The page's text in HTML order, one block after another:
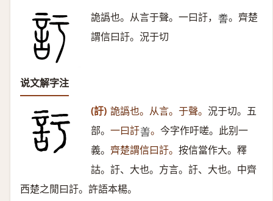
詭譌也。从言于聲。一曰訏， 𧪰 。齊楚
謂信曰訏。況于切
说文解字注
(訏) 詭譌也。从言。于聲。 況于切。五
部。 一曰訏𦎍 。 今字作吁嗟。此别一
義。 齊楚謂信曰訏。 按信當作大。釋
詁。訏、大也。方言。訏、大也。中齊
西楚之閒曰訏。許語本楊。